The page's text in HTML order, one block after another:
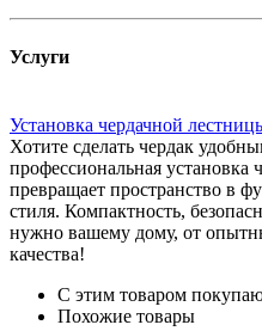
Услуги
Установка чердачной
Хотите сделать чердак
профессиональная
превращает пространство в
стиля. Компактность,
нужно вашему дому, от
качества!
С этим товаром
Похожие товары